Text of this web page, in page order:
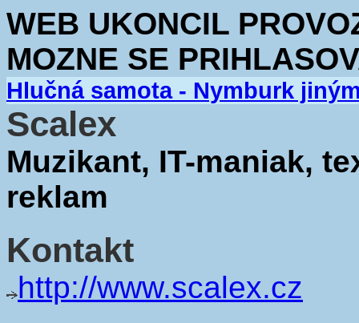
WEB UKONCIL
MOZNE SE
Hlučná samota - Nymburk
Scalex
Muzikant, IT-maniak,
reklam
Kontakt
http://www.scalex.cz